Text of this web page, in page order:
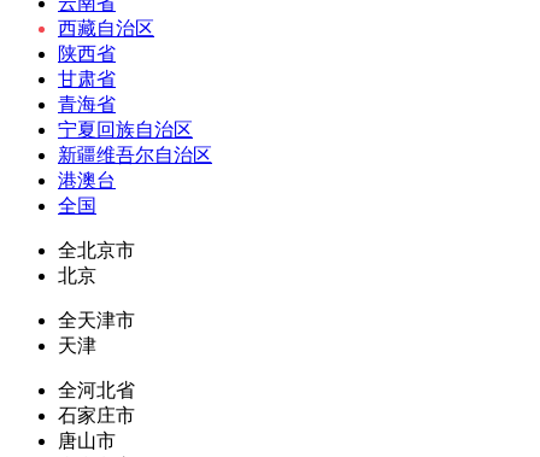
西藏自治区
陕西省
甘肃省
青海省
宁夏回族自治区
新疆维吾尔自治区
港澳台
全国
全北京市
北京
全天津市
天津
全河北省
石家庄市
唐山市